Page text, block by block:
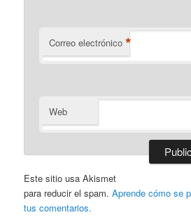
Correo electrónico *
Web
Este sitio usa Akismet
para reducir el spam.Aprende cómo se
tus comentarios.